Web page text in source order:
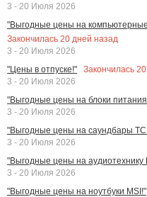
3 - 20 Июля 2026
"Выгодные цены на
Закончилась 20 дней назад
3 - 20 Июля 2026
"Цены в отпуске!"
Закончилась 20
3 - 20 Июля 2026
"Выгодные цены на блоки
3 - 20 Июля 2026
"Выгодные цены на саундбары
3 - 20 Июля 2026
"Выгодные цены на аудиотехнику
3 - 20 Июля 2026
"Выгодные цены на ноутбуки MSI!"